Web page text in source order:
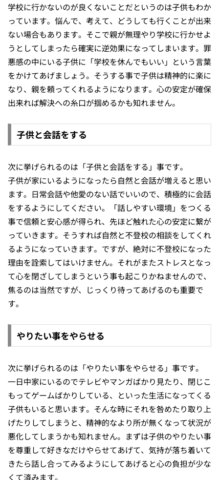
学校に行かないのが良くないことだというのは子供もわか
っています。悩んで、考えて、どうしても行くことが出来
ない場合もあります。そこで親が無理やり学校に行かせよ
うとしてしまったら確実に逆効果になってしまいます。罪
悪感の中にいる子供に「学校を休んでもいい」という言葉
をかけてあげましょう。そうする事で子供は精神的に楽に
なり、親を頼ってくれるようになります。心の安定が確保
出来れば解決への糸口が掴めるかも知れません。
子供と会話をする
次に挙げられるのは「子供と会話をする」事です。
子供が家にいるようになったら自然と会話が増えると思い
ます。日常会話や他愛のない話でいいので、積極的に会話
をするようにしてください。「話しやすい環境」をつくる
事で信頼と安心感が得られ、先ほど触れた心の安定に繋が
っていきます。そうすれば自然と不登校の相談をしてくれ
るようになっていきます。ですが、絶対に不登校になった
理由を詮索してはいけません。それがまたストレスとなっ
て心を閉ざしてしまうという事も起こりかねませんので、
焦るのは当然ですが、じっくり待ってあげるのも重要で
す。
やりたい事をやらせる
次に挙げられるのは「やりたい事をやらせる」事です。
一日中家にいるのでテレビやマンガばかり見たり、閉じこ
もってゲームばかりしている、といった生活になってくる
子供もいると思います。そんな時にそれを咎めたり取り上
げたりしてしまうと、精神的なより所が無くなって状況が
悪化してしまうかも知れません。まずは子供のやりたい事
を尊重して好きなだけやらせてあげて、気持が落ち着いて
きたら話し合ってみるようにしてあげると心の負担が少な
くて済みます。